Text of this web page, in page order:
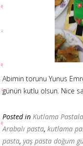
Abimin torunu Yunus
günün kutlu olsun. Nice
Posted in Kutlama
Arabalı pasta, kutlama
pasta, yaş pasta doğum